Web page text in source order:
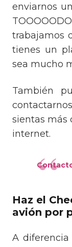
enviarnos un
trabajamos
tienes un
sea mucho
También
sientas más
internet.
Haz el
avión por
A